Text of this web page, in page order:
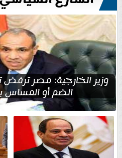
وزير الخارجية: مصر ترفض
الضم أو